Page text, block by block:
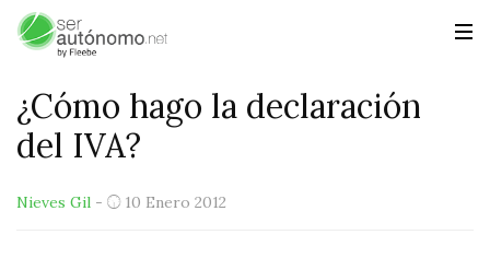
¿Cómo hago la declaración
del IVA?
Nieves Gil - 10 Enero 2012